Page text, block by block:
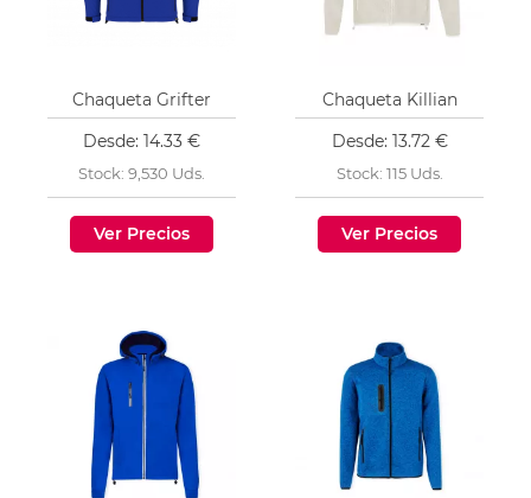
Chaqueta Grifter
Desde: 14.33 €
Stock: 9,530 Uds.
Ver Precios
Chaqueta Killian
Desde: 13.72 €
Stock: 115 Uds.
Ver Precios